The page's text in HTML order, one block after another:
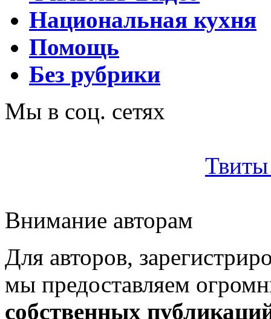
Национальная кухня
Помощь
Без рубрики
Мы в соц. сетях
Внимание авторам
Для авторов,
мы предоставляем
собственных